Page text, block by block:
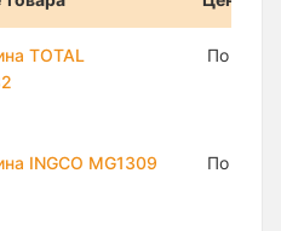
TOTAL
По
INGCO MG1309 По